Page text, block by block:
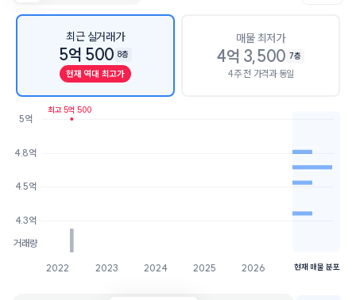
최근 실거래가
5억 500 8층
현재 역대 최고가
매물 최저가
4억 3,500 7층
4주 전 가격과 동일
2022 2023 2024 2025 2026
거래량
4.3억
4.5억
4.8억
5억
최고 5억 500
현재 매물 분포